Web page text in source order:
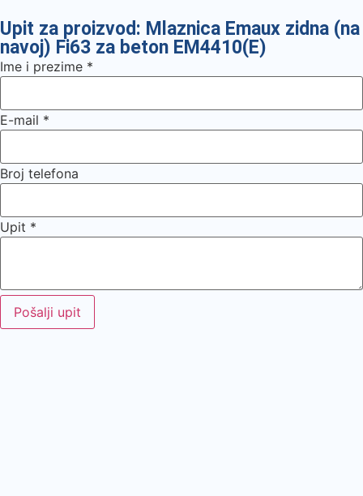
Upit za proizvod: Mlaznica Emaux zidna (na
navoj) Fi63 za beton EM4410(E)
Ime i prezime *
E-mail *
Broj telefona
Upit *
Pošalji upit